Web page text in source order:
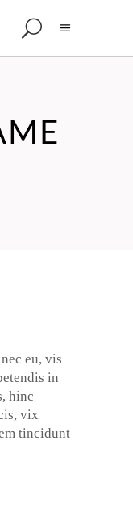
eu, vis
in
hinc
vix
tincidunt